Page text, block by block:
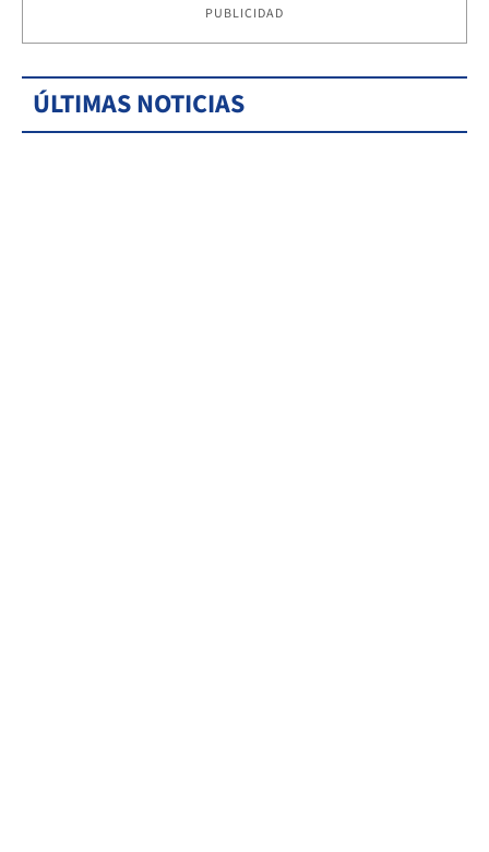
PUBLICIDAD
ÚLTIMAS NOTICIAS